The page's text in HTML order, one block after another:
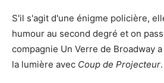
S'il s'agit d'une énigme policière,
humour au second degré et on
compagnie Un Verre de Broadway
la lumière avec Coup de Projecteur.